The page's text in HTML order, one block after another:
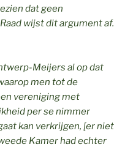
dat geen
wijst dit argument af.
Meijers al op dat
men tot de
vereniging met
per se nimmer
kan verkrijgen, [er niet
Kamer had echter